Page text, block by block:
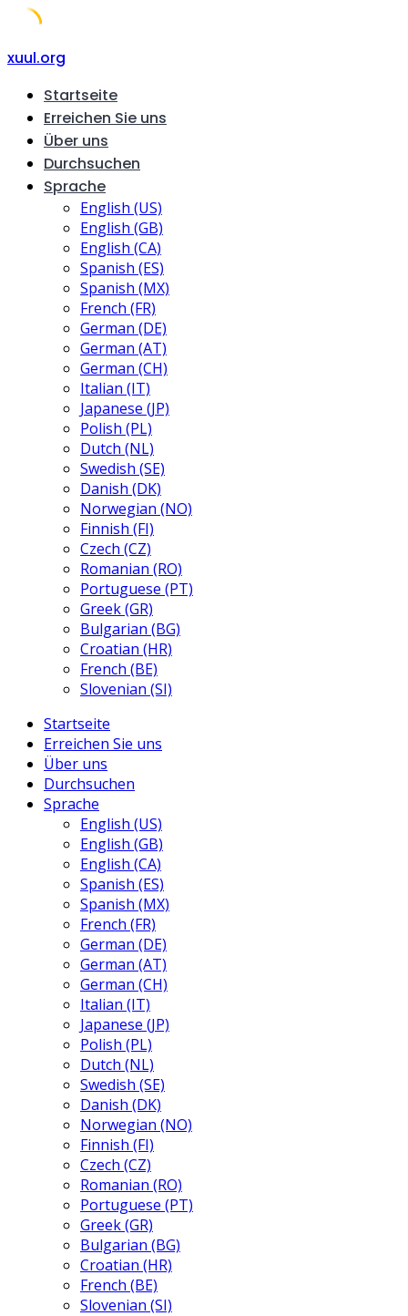
Skip
content
xuul.org
Startseite
Erreichen Sie uns
Über uns
Durchsuchen
Sprache
English (US)
English (GB)
English (CA)
Spanish (ES)
Spanish (MX)
French (FR)
German (DE)
German (AT)
German (CH)
Italian (IT)
Japanese (JP)
Polish (PL)
Dutch (NL)
Swedish (SE)
Danish (DK)
Norwegian (NO)
Finnish (FI)
Czech (CZ)
Romanian (RO)
Portuguese (PT)
Greek (GR)
Bulgarian (BG)
Croatian (HR)
French (BE)
Slovenian (SI)
Startseite
Erreichen Sie uns
Über uns
Durchsuchen
Sprache
English (US)
English (GB)
English (CA)
Spanish (ES)
Spanish (MX)
French (FR)
German (DE)
German (AT)
German (CH)
Italian (IT)
Japanese (JP)
Polish (PL)
Dutch (NL)
Swedish (SE)
Danish (DK)
Norwegian (NO)
Finnish (FI)
Czech (CZ)
Romanian (RO)
Portuguese (PT)
Greek (GR)
Bulgarian (BG)
Croatian (HR)
French (BE)
Slovenian (SI)